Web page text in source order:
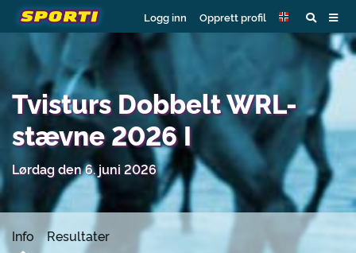
Logg inn Opprett profil
Tvisturs Dobbelt WRL-
stævne 2026 I
Lørdag den 6. juni 2026
Info Resultater